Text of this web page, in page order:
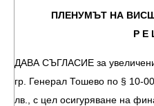
ПЛЕНУМЪТ НА
Р Е
ДАВА СЪГЛАСИЕ за
гр. Генерал Тошево по § 10-
лв., с цел осигуряване на